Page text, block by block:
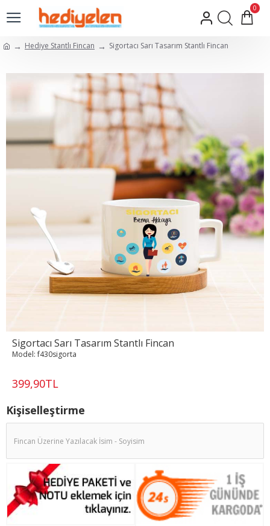
0
Hediye Stantlı Fincan Sigortacı Sarı Tasarım Stantlı Fincan
Sigortacı Sarı Tasarım Stantlı Fincan
399,90TL
Model: f430sigorta
Kişiselleştirme